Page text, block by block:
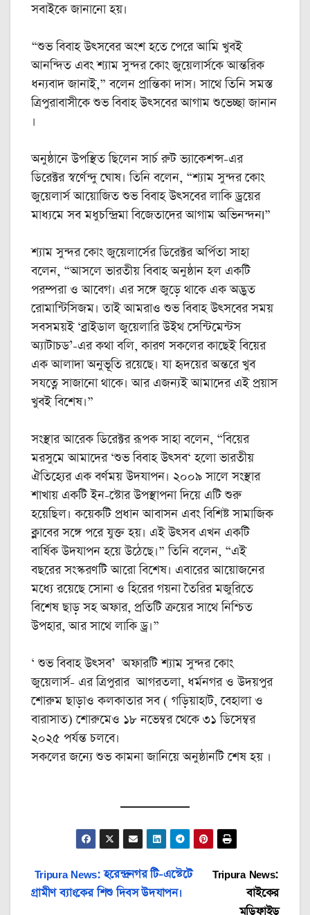
সবাইকে জানানো হয়।
“শুভ বিবাহ উৎসবের অংশ হতে পেরে আমি খুবই
আনন্দিত এবং শ্যাম সুন্দর কোং জুয়েলার্সকে আন্তরিক
ধন্যবাদ জানাই,” বলেন প্রান্তিকা দাস। সাথে তিনি সমস্ত
ত্রিপুরাবাসীকে শুভ বিবাহ উৎসবের আগাম শুভেচ্ছা জানান
।
অনুষ্ঠানে উপস্থিত ছিলেন সার্চ রুট ভ্যাকেশন্স-এর
ডিরেক্টর স্বর্ণেন্দু ঘোষ। তিনি বলেন, “শ্যাম সুন্দর কোং
জুয়েলার্স আয়োজিত শুভ বিবাহ উৎসবের লাকি ড্রয়ের
মাধ্যমে সব মধুচন্দ্রিমা বিজেতাদের আগাম অভিনন্দনI”
শ্যাম সুন্দর কোং জুয়েলার্সের ডিরেক্টর অর্পিতা সাহা
বলেন, “আসলে ভারতীয় বিবাহ অনুষ্ঠান হল একটি
পরম্পরা ও আবেগ। এর সঙ্গে জুড়ে থাকে এক অদ্ভুত
রোমান্টিসিজম। তাই আমরাও শুভ বিবাহ উৎসবের সময়
সবসময়ই ‘ব্রাইডাল জুয়েলারি উইথ সেন্টিমেন্টস
অ্যাটাচড’-এর কথা বলি, কারণ সকলের কাছেই বিয়ের
এক আলাদা অনুভূতি রয়েছে। যা হৃদয়ের অন্তরে খুব
সযত্নে সাজানো থাকে। আর এজন্যই আমাদের এই প্রয়াস
খুবই বিশেষ।”
সংস্থার আরেক ডিরেক্টর রূপক সাহা বলেন, “বিয়ের
মরসুমে আমাদের ‘শুভ বিবাহ উৎসব‘ হলো ভারতীয়
ঐতিহ্যের এক বর্ণময় উদযাপন। ২০০৯ সালে সংস্থার
শাখায় একটি ইন-স্টোর উপস্থাপনা দিয়ে এটি শুরু
হয়েছিল। কয়েকটি প্রধান আবাসন এবং বিশিষ্ট সামাজিক
ক্লাবের সঙ্গে পরে যুক্ত হয়। এই উৎসব এখন একটি
বার্ষিক উদযাপন হয়ে উঠেছে।” তিনি বলেন, “এই
বছরের সংস্করণটি আরো বিশেষ। এবারের আয়োজনের
মধ্যে রয়েছে সোনা ও হিরের গয়না তৈরির মজুরিতে
বিশেষ ছাড় সহ অফার, প্রতিটি ক্রয়ের সাথে নিশ্চিত
উপহার, আর সাথে লাকি ড্র।”
‘ শুভ বিবাহ উৎসব’ অফারটি শ্যাম সুন্দর কোং
জুয়েলার্স- এর ত্রিপুরার আগরতলা, ধর্মনগর ও উদয়পুর
শোরুম ছাড়াও কলকাতার সব ( গড়িয়াহাট, বেহালা ও
বারাসাত) শোরুমেও ১৮ নভেম্বর থেকে ৩১ ডিসেম্বর
২০২৫ পর্যন্ত চলবে।
সকলের জন্যে শুভ কামনা জানিয়ে অনুষ্ঠানটি শেষ হয় ।
Post
Tripura News:
বাইকের
মডিফাইড
Tripura News: হরেন্দ্রনগর টি-এস্টেটে
গ্রামীণ ব্যাংকের শিশু দিবস উদযাপন।